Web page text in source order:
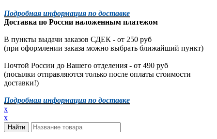
Подробная информация по доставке
Доставка по России наложенным платежом
В пункты выдачи заказов СДЕК - от 250 руб
(при оформлении заказа можно выбрать ближайший пункт)
Почтой России до Вашего отделения - от 490 руб
(посылки отправляются только после оплаты стоимости
доставки!)
Подробная информация по доставке
x
x